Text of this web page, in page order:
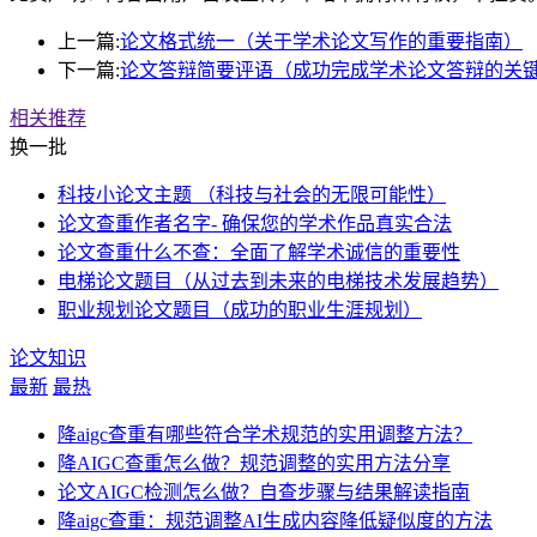
上一篇:论文格式统一（关于学术论文写作的重要指南）
下一篇:论文答辩简要评语（成功完成学术论文答辩的关
相关推荐
换一批
科技小论文主题 （科技与社会的无限可能性）
论文查重作者名字- 确保您的学术作品真实合法
论文查重什么不查：全面了解学术诚信的重要性
电梯论文题目（从过去到未来的电梯技术发展趋势）
职业规划论文题目（成功的职业生涯规划）
论文知识
最新 最热
降aigc查重有哪些符合学术规范的实用调整方法？
降AIGC查重怎么做？规范调整的实用方法分享
论文AIGC检测怎么做？自查步骤与结果解读指南
降aigc查重：规范调整AI生成内容降低疑似度的方法